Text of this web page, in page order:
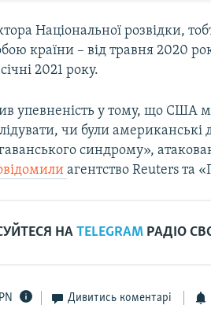
Національної розвідки,
країни – від травня 2020
2021 року.
упевненість у тому, що США
чи були американські
синдрому»,
агентство Reuters та
НАTELEGRAM РАДІО
Дивитись коментарі